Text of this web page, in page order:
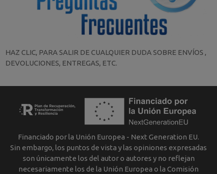
HAZ CLIC, PARA SALIR DE CUALQUIER DUDA SOBRE ENVÍOS ,
DEVOLUCIONES, ENTREGAS, ETC.
Financiado por la Unión Europea - Next Generation EU.
Sin embargo, los puntos de vista y las opiniones expresadas
son únicamente los del autor o autores y no reflejan
necesariamente los de la Unión Europea o la Comisión